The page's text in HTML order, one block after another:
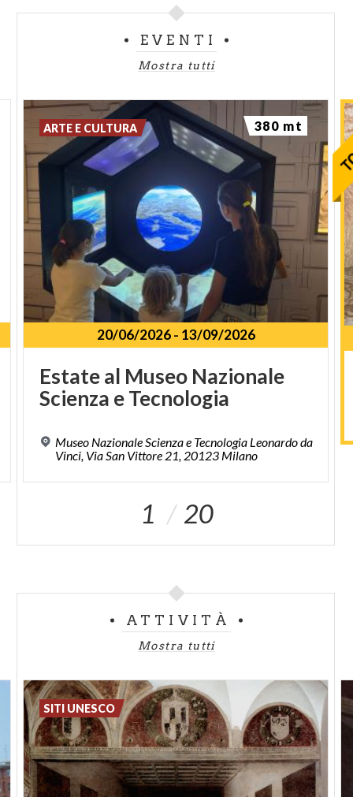
EVENTI
Mostra tutti
20/06/2026- 13/09/2026
Estateal Museo Nazionale
Scienza eTecnologia
Museo Nazionale Scienza e Tecnologia Leonardo da
Vinci, Via San Vittore 21, 20123 Milano
ARTE E CULTURA 380 mt
1 20
ATTIVITÀ
Mostra tutti
SITI UNESCO